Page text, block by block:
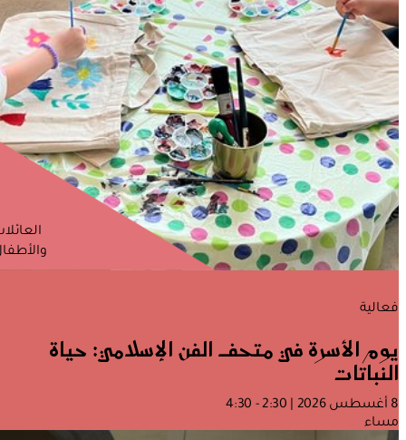
فعالية
يوم الأسرة في متحف الفن الإسلامي: حياة
النباتات
8 أغسطس 2026 | 2:30 - 4:30
مساء